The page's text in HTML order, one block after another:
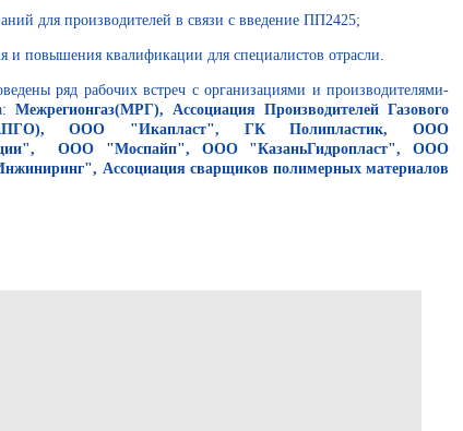
для производителей в связи с введение ПП2425;
и повышения квалификации для специалистов отрасли.
ряд рабочих встреч с организациями и производителями-
Межрегионгаз(МРГ), Ассоциация Производителей Газового
(АПГО), ООО "Икапласт", ГК Полипластик, ООО
ООО "Моспайп", ООО "КазаньГидропласт", ООО
Ассоциация сварщиков полимерных материалов